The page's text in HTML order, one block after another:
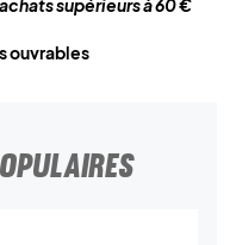
supérieurs à 60 €
ouvrables